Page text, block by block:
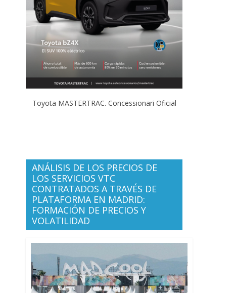
Toyota MASTERTRAC. Concessionari Oficial
ANÁLISIS DE LOS PRECIOS DE
LOS SERVICIOS VTC
CONTRATADOS A TRAVÉS DE
PLATAFORMA EN MADRID:
FORMACIÓN DE PRECIOS Y
VOLATILIDAD